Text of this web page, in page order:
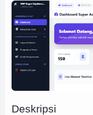
Deskripsi